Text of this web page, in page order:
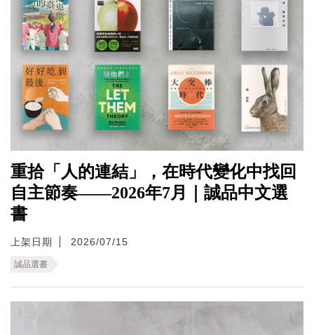
重拾「人的連結」，在時代變化中找回
自主節奏——2026年7月｜誠品中文選
書
上架日期 2026/07/15
誠品選書